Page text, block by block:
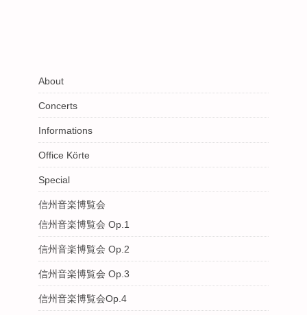
About
Concerts
Informations
Office Körte
Special
信州音楽博覧会
信州音楽博覧会 Op.1
信州音楽博覧会 Op.2
信州音楽博覧会 Op.3
信州音楽博覧会Op.4